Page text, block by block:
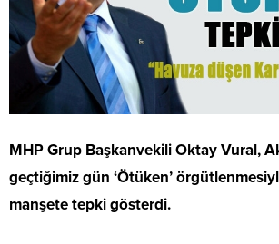
MHP Grup Başkanvekili Oktay Vural,
geçtiğimiz gün ‘Ötüken’
manşete tepki gösterdi.